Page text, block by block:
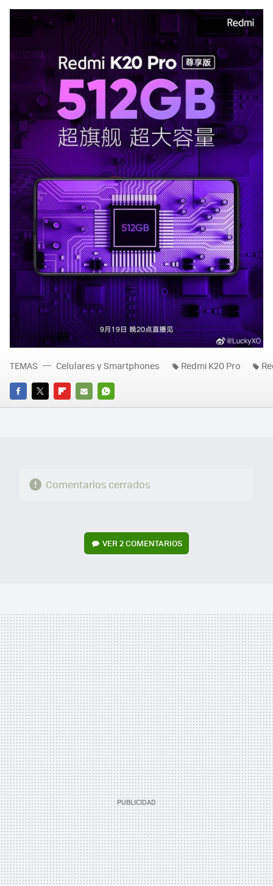
FACEBOOK
TWITTERFLIPBOARD
E-
WHATSAPP
TEMAS Celulares y Smartphones Redmi K20 Pro
Comentarios cerrados
VER2 COMENTARIOS